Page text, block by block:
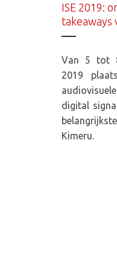
ISE 2019:
takeaways
Van 5 tot
2019
digital
Kimeru.